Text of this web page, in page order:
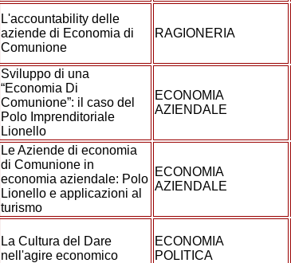
L'accountability delle
aziende di Economia di
Comunione
RAGIONERIA
Sviluppo di una
“Economia Di
Comunione”: il caso del
Polo Imprenditoriale
Lionello
ECONOMIA
AZIENDALE
Le Aziende di economia
di Comunione in
economia aziendale: Polo
Lionello e applicazioni al
turismo
ECONOMIA
AZIENDALE
La Cultura del Dare
nell'agire economico
ECONOMIA
POLITICA